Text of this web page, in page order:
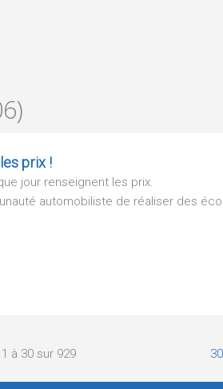
prix !
jour renseignent les prix.
automobiliste de réaliser des
à 30 sur 929